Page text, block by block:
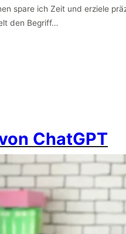
spare ich Zeit und erziele
den Begriff…
ChatGPT